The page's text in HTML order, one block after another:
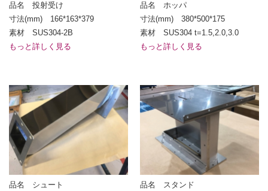
品名 投射受け
寸法(mm) 166*163*379
素材 SUS304-2B
もっと詳しく見る
品名 ホッパ
寸法(mm) 380*500*175
素材 SUS304 t=1.5,2.0,3.0
もっと詳しく見る
品名 シュート
品名 スタンド